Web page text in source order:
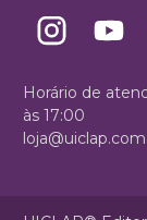
Horário de
às 17:00
loja@uiclap.com